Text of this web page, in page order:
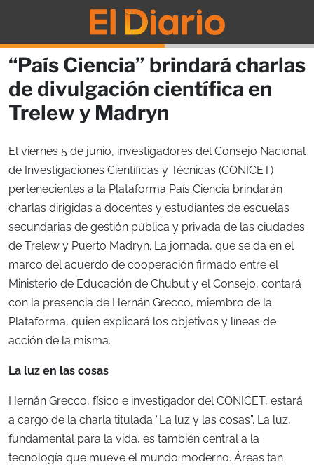
“País Ciencia” brindará charlas
de divulgación científica en
Trelew y Madryn
El viernes 5 de junio, investigadores del Consejo Nacional
de Investigaciones Científicas y Técnicas (CONICET)
pertenecientes a la Plataforma País Ciencia brindarán
charlas dirigidas a docentes y estudiantes de escuelas
secundarias de gestión pública y privada de las ciudades
de Trelew y Puerto Madryn. La jornada, que se da en el
marco del acuerdo de cooperación firmado entre el
Ministerio de Educación de Chubut y el Consejo, contará
con la presencia de Hernán Grecco, miembro de la
Plataforma, quien explicará los objetivos y líneas de
acción de la misma.
La luz en las cosas
Hernán Grecco, físico e investigador del CONICET, estará
a cargo de la charla titulada “La luz y las cosas”. La luz,
fundamental para la vida, es también central a la
tecnología que mueve el mundo moderno. Áreas tan